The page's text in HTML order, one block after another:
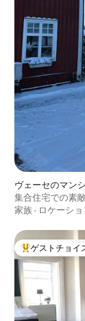
ヴェーセのマン
集合住宅での素
家族 · ロケーショ
大好評のゲスト
ゲストチョイ